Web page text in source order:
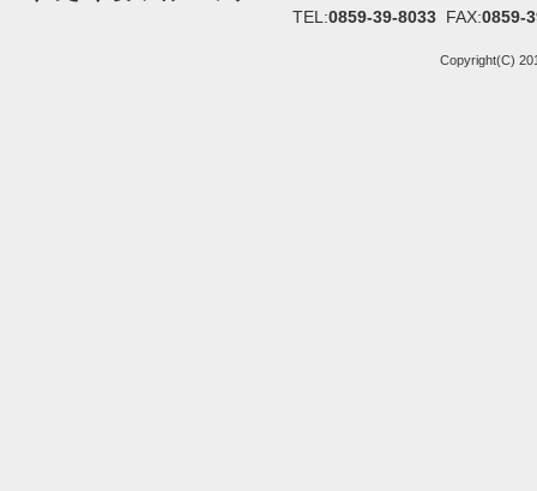
TEL:0859-39-8033 FAX:0859-
Copyright(C)